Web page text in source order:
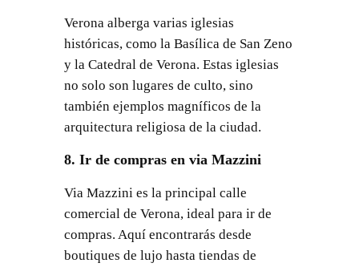
Verona alberga varias iglesias
históricas, como la Basílica de San Zeno
y la Catedral de Verona. Estas iglesias
no solo son lugares de culto, sino
también ejemplos magníficos de la
arquitectura religiosa de la ciudad.
8. Ir de compras en via Mazzini
Via Mazzini es la principal calle
comercial de Verona, ideal para ir de
compras. Aquí encontrarás desde
boutiques de lujo hasta tiendas de